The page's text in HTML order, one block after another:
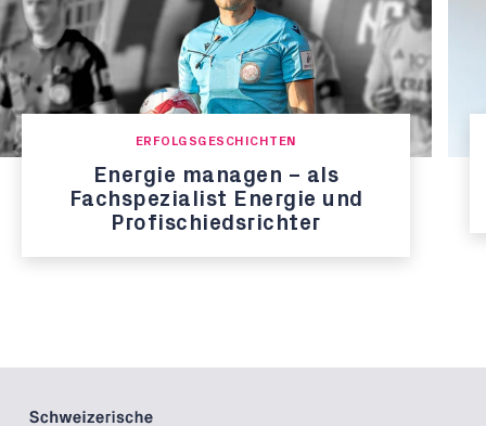
ERFOLGSGESCHICHTEN
Energie managen – als
Fachspezialist Energie und
Profischiedsrichter